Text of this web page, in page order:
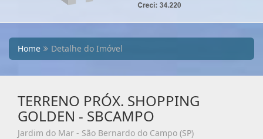
Home Detalhe do Imóvel
TERRENO PRÓX. SHOPPING
GOLDEN - SBCAMPO
Jardim do Mar - São Bernardo do Campo (SP)